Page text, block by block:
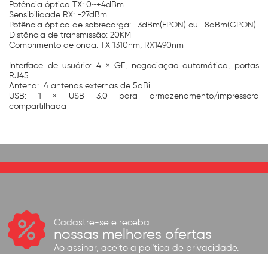
Potência óptica TX: 0~+4dBm
Sensibilidade RX: -27dBm
Potência óptica de sobrecarga: -3dBm(EPON) ou -8dBm(GPON)
Distância de transmissão: 20KM
Comprimento de onda: TX 1310nm, RX1490nm
Interface de usuário: 4 × GE, negociação automática, portas
RJ45
Antena: 4 antenas externas de 5dBi
USB: 1 × USB 3.0 para armazenamento/impressora
compartilhada
Cadastre-se e receba
nossas melhores ofertas
Ao assinar, aceito a política de privacidade.